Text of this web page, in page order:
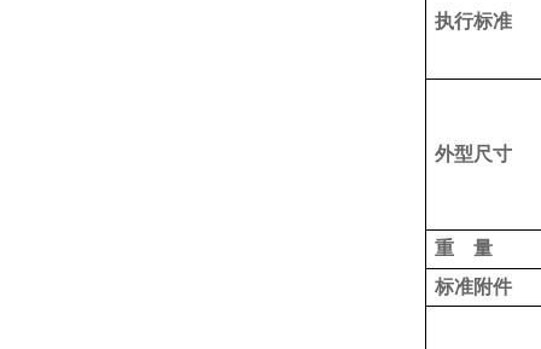
执行标准
外型尺寸
重 量
标准附件